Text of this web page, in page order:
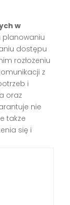
w
dostępu
rozłożeniu
z
i
oraz
nie
także
się i